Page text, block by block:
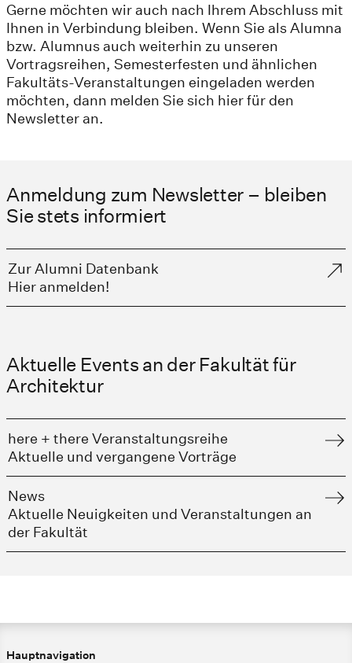
Gerne möchten wir auch nach Ihrem Abschluss mit
Ihnen in Verbindung bleiben. Wenn Sie als Alumna
bzw. Alumnus auch weiterhin zu unseren
Vortragsreihen, Semesterfesten und ähnlichen
Fakultäts-Veranstaltungen eingeladen werden
möchten, dann melden Sie sich hier für den
Newsletter an.
Anmeldung zum Newsletter – bleiben
Sie stets informiert
Zur Alumni Datenbank
Hier anmelden!
Aktuelle Events an der Fakultät für
Architektur
here + there Veranstaltungsreihe
Aktuelle und vergangene Vorträge
News
Aktuelle Neuigkeiten und Veranstaltungen an
der Fakultät
Hauptnavigation